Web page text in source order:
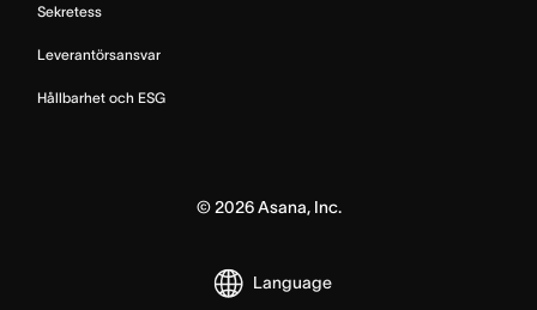
Sekretess
Leverantörsansvar
Hållbarhet och ESG
© 2026Asana, Inc.
Language